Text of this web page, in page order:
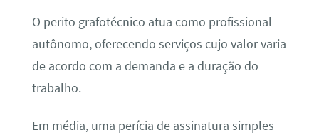
O perito grafotécnico atua como profissional
autônomo, oferecendo serviços cujo valor varia
de acordo com a demanda e a duração do
trabalho.
Em média, uma perícia de assinatura simples